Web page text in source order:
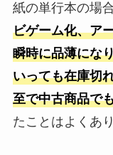
紙の単行本の場
ビゲーム化、ア
瞬時に品薄にな
いっても在庫切
至で中古商品で
たことはよくあ